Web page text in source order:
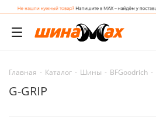
Главная - Каталог - Шины - BFGoodrich -
G-GRIP